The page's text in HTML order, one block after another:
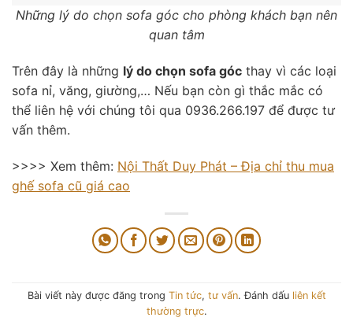
Những lý do chọn sofa góc cho phòng khách bạn nên
quan tâm
Trên đây là những lý do chọn sofa góc thay vì các loại
sofa nỉ, văng, giường,… Nếu bạn còn gì thắc mắc có
thể liên hệ với chúng tôi qua 0936.266.197 để được tư
vấn thêm.
>>>> Xem thêm: Nội Thất Duy Phát – Địa chỉ thu mua
ghế sofa cũ giá cao
Bài viết này được đăng trong Tin tức, tư vấn. Đánh dấu liên kết
thường trực.